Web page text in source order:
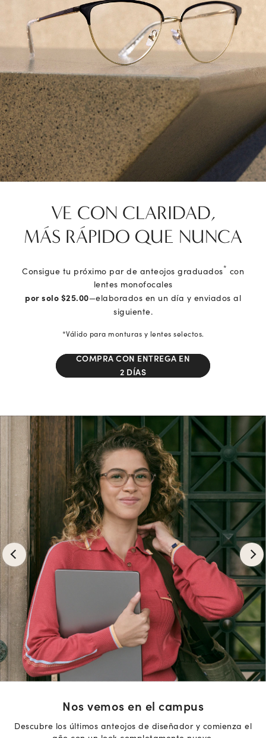
VE CON CLARIDAD,
MÁS RÁPIDO QUE NUNCA
Consigue tu próximo par de anteojos graduados* con
lentes monofocales
por solo $25.00—elaborados en un día y enviados al
siguiente.
*Válido para monturas y lentes selectos.
COMPRA CON ENTREGA EN
2 DÍAS
Nos vemos en el campus
Descubre los últimos anteojos de diseñador y comienza el